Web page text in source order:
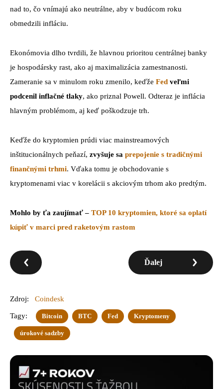
nad to, čo vnímajú ako neutrálne, aby v budúcom roku
obmedzili infláciu.
Ekonómovia dlho tvrdili, že hlavnou prioritou centrálnej banky
je hospodársky rast, ako aj maximalizácia zamestnanosti.
Zameranie sa v minulom roku zmenilo, keďže Fed veľmi
podcenil inflačné tlaky, ako priznal Powell. Odteraz je inflácia
hlavným problémom, aj keď poškodzuje trh.
Keďže do kryptomien prúdi viac mainstreamových
inštitucionálnych peňazí, zvyšuje sa prepojenie s tradičnými
finančnými trhmi. Vďaka tomu je obchodovanie s
kryptomenami viac v korelácii s akciovým trhom ako predtým.
Mohlo by ťa zaujímať – TOP 10 kryptomien, ktoré sa oplatí
kúpiť v marci pred raketovým rastom
Ďalej
Zdroj: Coindesk
Tagy: Bitcoin BTC Fed Kryptomeny
úrokové sadzby